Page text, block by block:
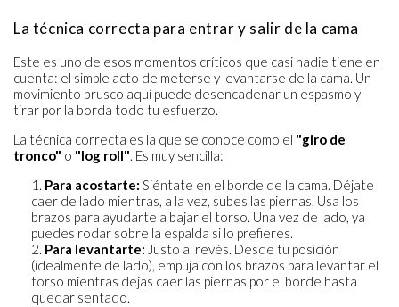
La técnica correcta para entrar y salir de la cama
Este es uno de esos momentos críticos que casi nadie tiene en
cuenta: el simple acto de meterse y levantarse de la cama. Un
movimiento brusco aquí puede desencadenar un espasmo y
tirar por la borda todo tu esfuerzo.
La técnica correcta es la que se conoce como el "giro de
tronco" o "log roll". Es muy sencilla:
Para acostarte: Siéntate en el borde de la cama. Déjate
caer de lado mientras, a la vez, subes las piernas. Usa los
brazos para ayudarte a bajar el torso. Una vez de lado, ya
puedes rodar sobre la espalda si lo prefieres.
Para levantarte: Justo al revés. Desde tu posición
(idealmente de lado), empuja con los brazos para levantar el
torso mientras dejas caer las piernas por el borde hasta
quedar sentado.